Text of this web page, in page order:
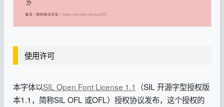
使用许可
本字体以SIL Open Font License 1.1 （SIL 开源字型授权版
本1.1，简称SIL OFL 或OFL）授权协议发布，这个授权的